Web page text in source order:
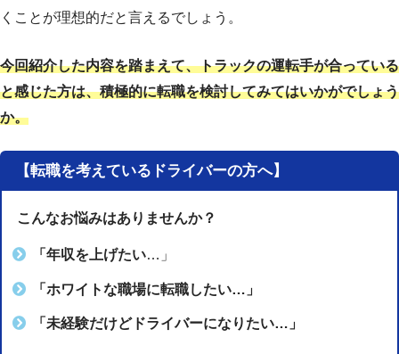
くことが理想的だと言えるでしょう。
今回紹介した内容を踏まえて、トラックの運転手が合っている
と感じた方は、積極的に転職を検討してみてはいかがでしょう
か。
【転職を考えているドライバーの方へ】
こんなお悩みはありませんか？
「年収を上げたい…」
「ホワイトな職場に転職したい…」
「未経験だけどドライバーになりたい…」